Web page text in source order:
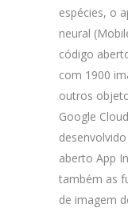
espécies, o
neural
código
com 1900
outros
Google
aberto App
também as
de imagem